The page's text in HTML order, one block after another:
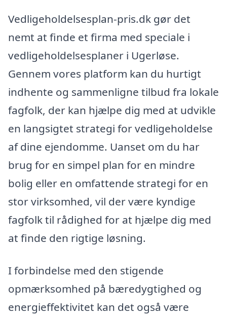
Vedligeholdelsesplan-pris.dk gør det
nemt at finde et firma med speciale i
vedligeholdelsesplaner i Ugerløse.
Gennem vores platform kan du hurtigt
indhente og sammenligne tilbud fra lokale
fagfolk, der kan hjælpe dig med at udvikle
en langsigtet strategi for vedligeholdelse
af dine ejendomme. Uanset om du har
brug for en simpel plan for en mindre
bolig eller en omfattende strategi for en
stor virksomhed, vil der være kyndige
fagfolk til rådighed for at hjælpe dig med
at finde den rigtige løsning.
I forbindelse med den stigende
opmærksomhed på bæredygtighed og
energieffektivitet kan det også være